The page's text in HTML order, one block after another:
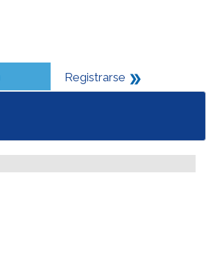
Registrarse